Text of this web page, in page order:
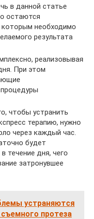
в данной статье
остаются
которым необходимо
результата
реализовывая
При этом
чтобы устранить
терапию, нужно
через каждый час.
будет
течение дня, чего
затронувшее
устраняются
протеза